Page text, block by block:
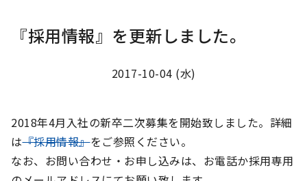
『採用情報』を更新しました。
2017-10-04 (水)
2018年4月入社の新卒二次募集を開始致しました。詳細
は『採用情報』をご参照ください。
なお、お問い合わせ・お申し込みは、お電話か採用専用